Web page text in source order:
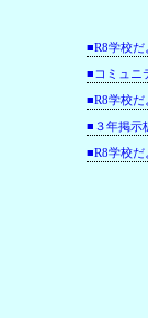
■R8学校だ
■コミュニ
■R8学校だ
■３年掲示
■R8学校だ